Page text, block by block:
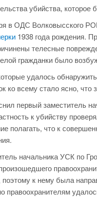
убийства,
в ОДС Волковысского
1938 года рождения.
телесные
гражданки было
удалось
ко всему стало ясно, что
первый заместитель
к убийству
полагать, что к
начальника УСК по
к нему была
правоохранителям